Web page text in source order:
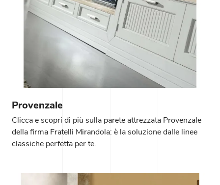
Provenzale
Clicca e scopri di più sulla parete attrezzata Provenzale
della firma Fratelli Mirandola: è la soluzione dalle linee
classiche perfetta per te.